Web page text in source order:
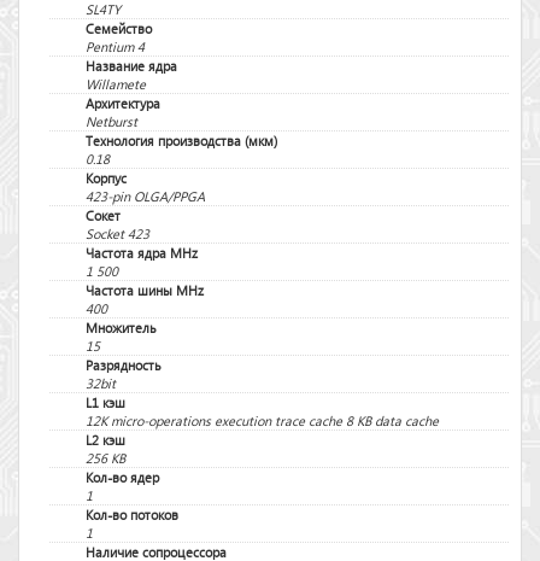
SL4TY
Семейство
Pentium 4
Название ядра
Willamete
Архитектура
Netburst
Технология производства (мкм)
0.18
Корпус
423-pin OLGA/PPGA
Сокет
Socket 423
Частота ядра MHz
1 500
Частота шины MHz
400
Множитель
15
Разрядность
32bit
L1 кэш
12K micro-operations execution trace cache 8 KB data cache
L2 кэш
256 KB
Кол-во ядер
1
Кол-во потоков
1
Наличие сопроцессора